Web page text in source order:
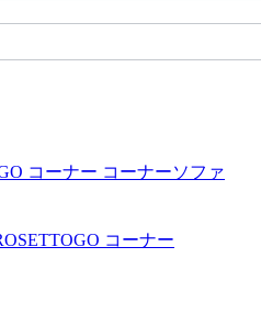
ル
コーナー